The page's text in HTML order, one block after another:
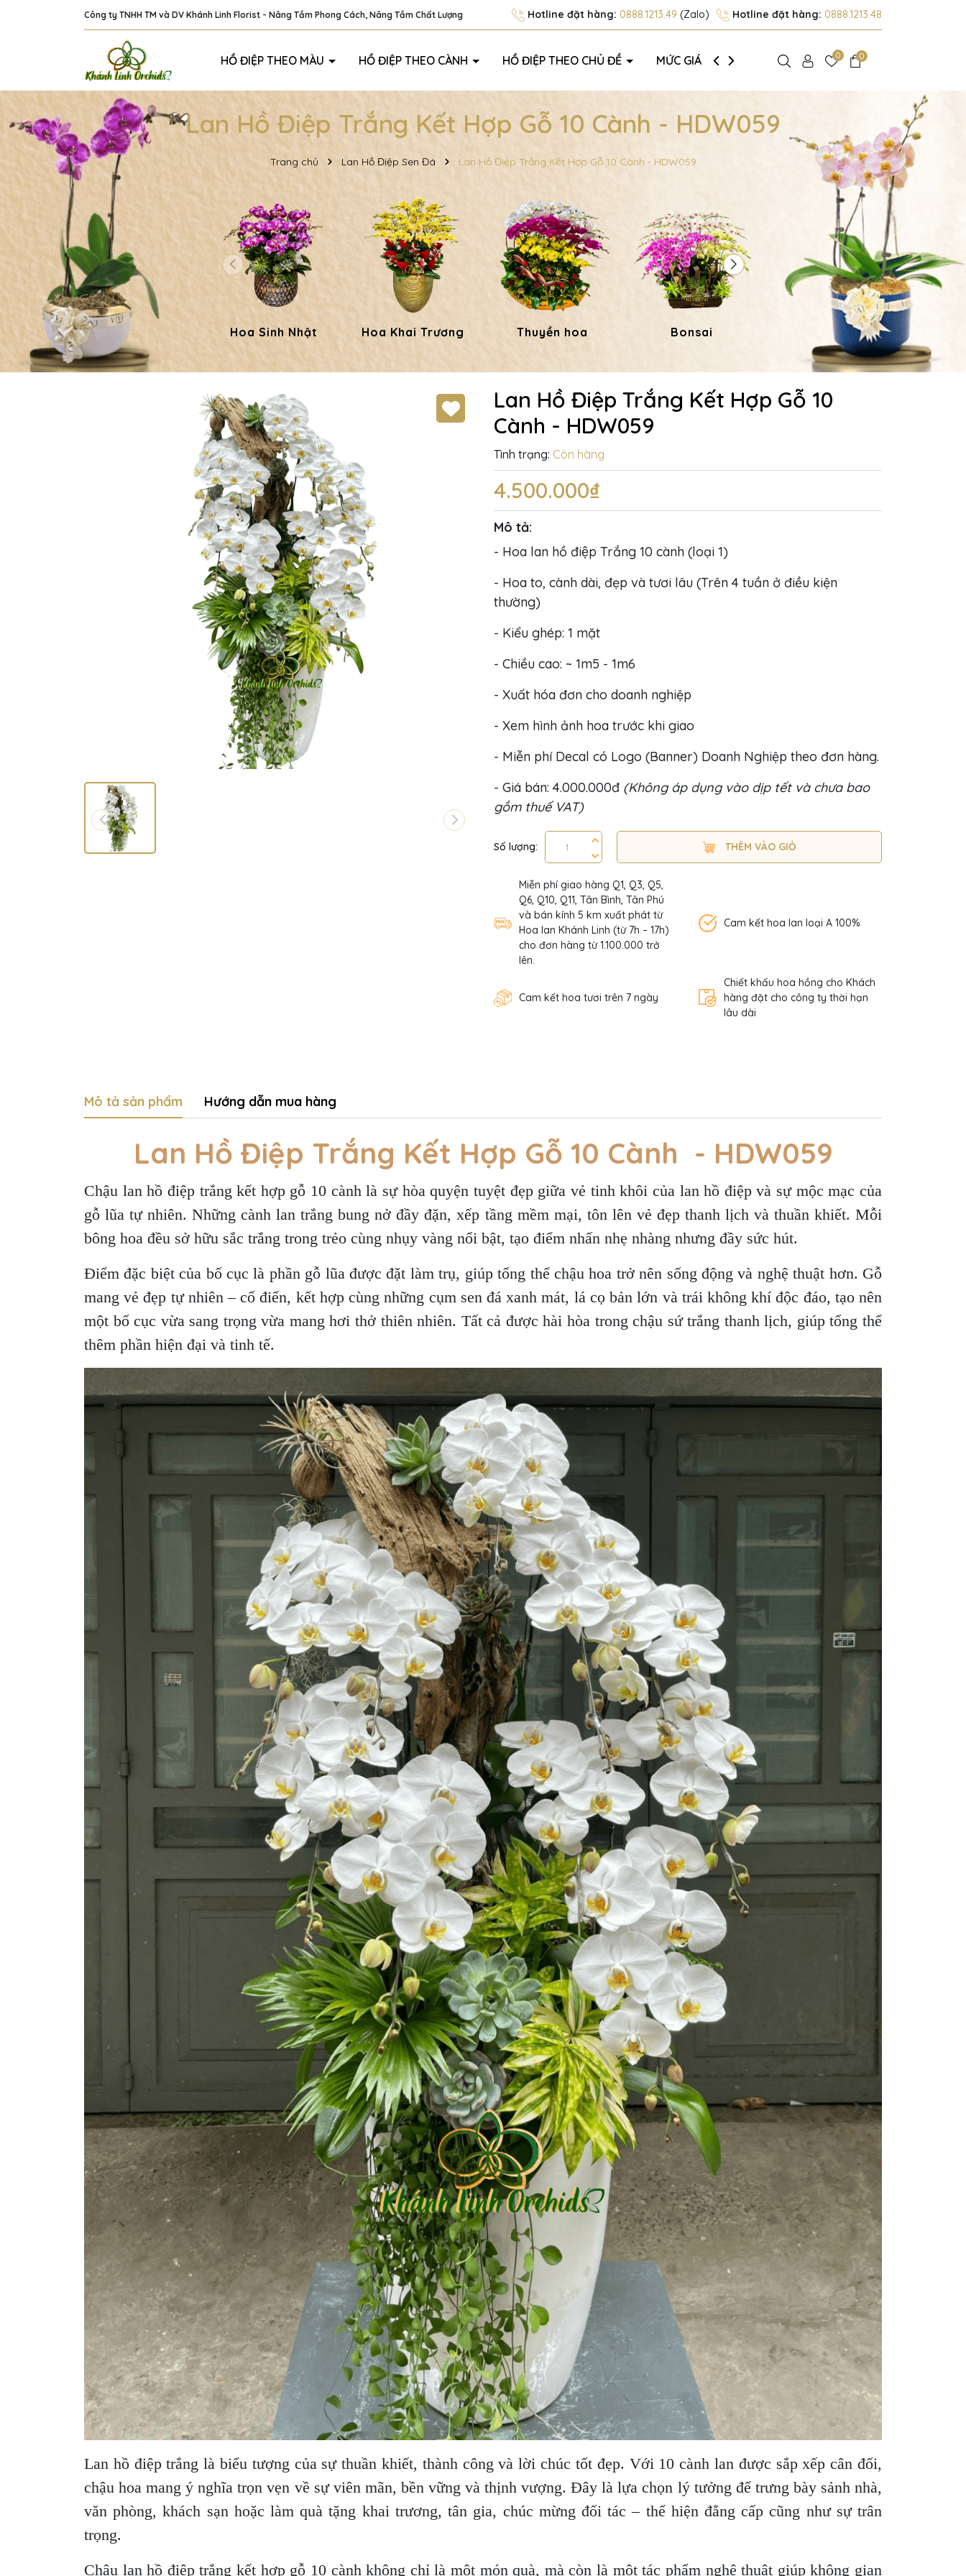
Công ty TNHH TM và DV Khánh Linh Florist - Nâng Tầm Phong Cách, Nâng Tầm Chất Lượng Hotline đặt hàng: 0888.1213.49 (Zalo) Hotline đặt hàng: 0888.1213.48
HỒ ĐIỆP THEO MÀU HỒ ĐIỆP THEO CÀNH HỒ ĐIỆP THEO CHỦ ĐỀ MỨC GIÁ GIỚI THIỆU 0 0
Lan Hồ Điệp Trắng Kết Hợp Gỗ 10 Cành - HDW059
Trang chủ Lan Hồ Điệp Sen Đá Lan Hồ Điệp Trắng Kết Hợp Gỗ 10 Cành - HDW059
Hoa Sinh Nhật Hoa Khai Trương Thuyền hoa Bonsai Hoa Dâng Phật
Lan Hồ Điệp Trắng Kết Hợp Gỗ 10
Cành - HDW059
Tình trạng: Còn hàng
4.500.000₫
Mô tả:
- Hoa lan hồ điệp Trắng 10 cành (loại 1)
- Hoa to, cành dài, đẹp và tươi lâu (Trên 4 tuần ở điều kiện
thường)
- Kiểu ghép: 1 mặt
- Chiều cao: ~ 1m5 - 1m6
- Xuất hóa đơn cho doanh nghiệp
- Xem hình ảnh hoa trước khi giao
- Miễn phí Decal có Logo (Banner) Doanh Nghiệp theo đơn hàng.
- Giá bán: 4.000.000đ (Không áp dụng vào dịp tết và chưa bao
gồm thuế VAT)
Số lượng: THÊM VÀO GIỎ
Miễn phí giao hàng Q1, Q3, Q5,
Q6, Q10, Q11, Tân Bình, Tân Phú
và bán kính 5 km xuất phát từ
Hoa lan Khánh Linh (từ 7h – 17h)
cho đơn hàng từ 1.100.000 trở
lên.
Cam kết hoa lan loại A 100%
Cam kết hoa tươi trên 7 ngày
Chiết khấu hoa hồng cho Khách
hàng đặt cho công ty thời hạn
lâu dài
Mô tả sản phẩm Hướng dẫn mua hàng
Lan Hồ Điệp Trắng Kết Hợp Gỗ 10 Cành - HDW059
Chậu lan hồ điệp trắng kết hợp gỗ 10 cành là sự hòa quyện tuyệt đẹp giữa vẻ tinh khôi của lan hồ điệp và sự mộc mạc của
gỗ lũa tự nhiên. Những cành lan trắng bung nở đầy đặn, xếp tầng mềm mại, tôn lên vẻ đẹp thanh lịch và thuần khiết. Mỗi
bông hoa đều sở hữu sắc trắng trong trẻo cùng nhụy vàng nổi bật, tạo điểm nhấn nhẹ nhàng nhưng đầy sức hút.
Điểm đặc biệt của bố cục là phần gỗ lũa được đặt làm trụ, giúp tổng thể chậu hoa trở nên sống động và nghệ thuật hơn. Gỗ
mang vẻ đẹp tự nhiên – cổ điển, kết hợp cùng những cụm sen đá xanh mát, lá cọ bản lớn và trái không khí độc đáo, tạo nên
một bố cục vừa sang trọng vừa mang hơi thở thiên nhiên. Tất cả được hài hòa trong chậu sứ trắng thanh lịch, giúp tổng thể
thêm phần hiện đại và tinh tế.
Lan hồ điệp trắng là biểu tượng của sự thuần khiết, thành công và lời chúc tốt đẹp. Với 10 cành lan được sắp xếp cân đối,
chậu hoa mang ý nghĩa trọn vẹn về sự viên mãn, bền vững và thịnh vượng. Đây là lựa chọn lý tưởng để trưng bày sảnh nhà,
văn phòng, khách sạn hoặc làm quà tặng khai trương, tân gia, chúc mừng đối tác – thể hiện đẳng cấp cũng như sự trân
trọng.
Chậu lan hồ điệp trắng kết hợp gỗ 10 cành không chỉ là một món quà, mà còn là một tác phẩm nghệ thuật giúp không gian